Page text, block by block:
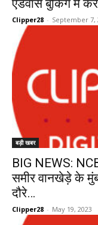
एडवांस बुकिंग में
Clipper28 - September 7,
बड़ी खबर
BIG NEWS:
समीर वानखेड़े के
दौरे…
Clipper28 - May 19, 2023